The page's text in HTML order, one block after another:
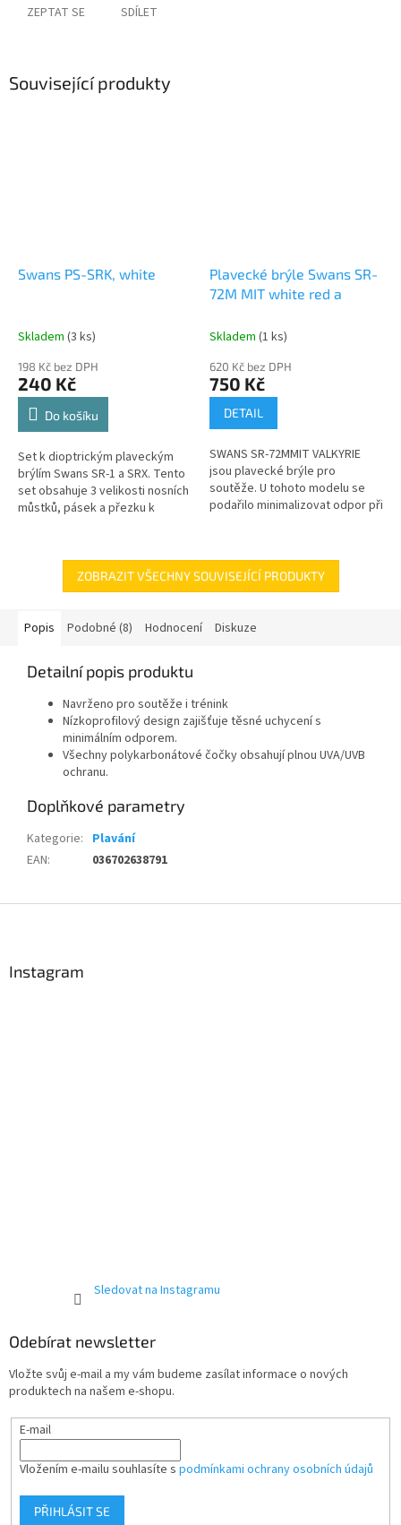
ZEPTAT SE SDÍLET
Související produkty
Swans PS-SRK, white
Skladem (3 ks)
198 Kč bez DPH
240 Kč
Do košíku
Set k dioptrickým plaveckým
brýlím Swans SR-1 a SRX. Tento
set obsahuje 3 velikosti nosních
můstků, pásek a přezku k
Plavecké brýle Swans SR-
72M MIT white red a
Skladem (1 ks)
620 Kč bez DPH
750 Kč
DETAIL
SWANS SR-72MMIT VALKYRIE
jsou plavecké brýle pro
soutěže. U tohoto modelu se
podařilo minimalizovat odpor při
model je...
ZOBRAZIT VŠECHNY SOUVISEJÍCÍ PRODUKTY
Popis Podobné (8) Hodnocení Diskuze
Detailní popis produktu
Navrženo pro soutěže i trénink
Nízkoprofilový design zajišťuje těsné uchycení s
minimálním odporem.
Všechny polykarbonátové čočky obsahují plnou UVA/UVB
ochranu.
Doplňkové parametry
Kategorie: Plavání
EAN: 036702638791
Instagram
Sledovat na Instagramu
Odebírat newsletter
Vložte svůj e-mail a my vám budeme zasílat informace o nových
produktech na našem e-shopu.
E-mail
Vložením e-mailu souhlasíte s podmínkami ochrany osobních údajů
PŘIHLÁSIT SE
Send